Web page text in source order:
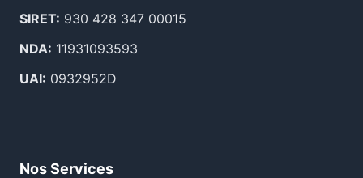
SIRET: 930 428 347 00015
NDA: 11931093593
UAI: 0932952D
Nos Services